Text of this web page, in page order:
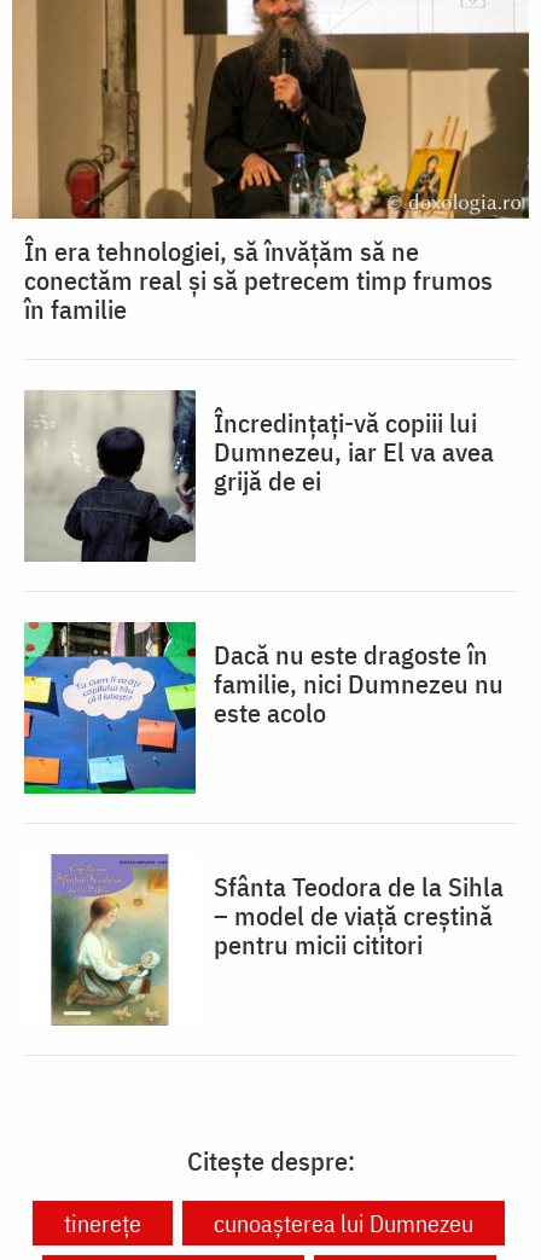
În era tehnologiei, să învățăm să ne
conectăm real și să petrecem timp frumos
în familie
Încredințați-vă copiii lui
Dumnezeu, iar El va avea
grijă de ei
Dacă nu este dragoste în
familie, nici Dumnezeu nu
este acolo
Sfânta Teodora de la Sihla
– model de viaţă creştină
pentru micii cititori
Citește despre:
tinerețe
cunoașterea lui Dumnezeu